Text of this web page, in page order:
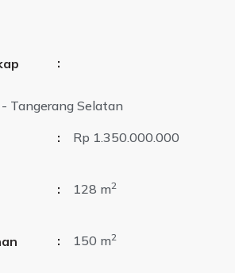
:
Tangerang Selatan
: Rp 1.350.000.000
: 128 m2
: 150 m2